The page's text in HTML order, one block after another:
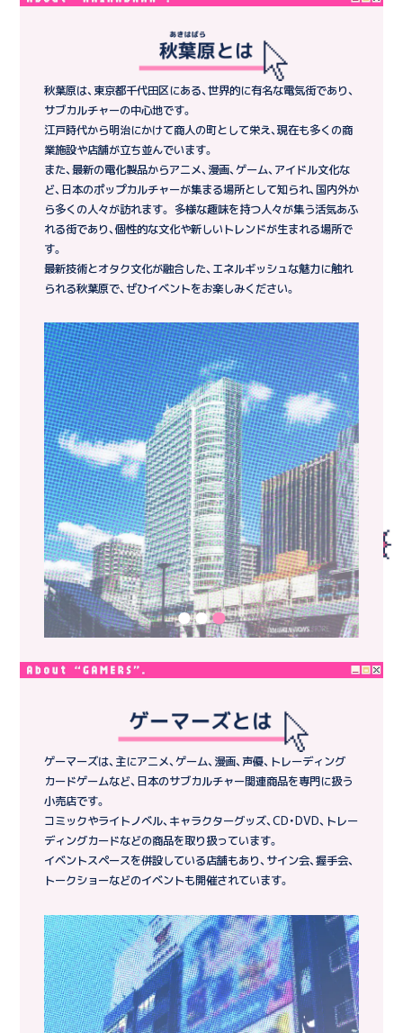
秋葉原は、東京都千代田区にある、世界的に有名な電気街であり、
サブカルチャーの中心地です。
江戸時代から明治にかけて商人の町として栄え、現在も多くの商
業施設や店舗が立ち並んでいます。
また、最新の電化製品からアニメ、漫画、ゲーム、アイドル文化な
ど、日本のポップカルチャーが集まる場所として知られ、国内外か
ら多くの人々が訪れます。 多様な趣味を持つ人々が集う活気あふ
れる街であり、個性的な文化や新しいトレンドが生まれる場所で
す。
最新技術とオタク文化が融合した、エネルギッシュな魅力に触れ
られる秋葉原で、ぜひイベントをお楽しみください。
ゲーマーズは、主にアニメ、ゲーム、漫画、声優、トレーディング
カードゲームなど、日本のサブカルチャー関連商品を専門に扱う
小売店です。
コミックやライトノベル、キャラクターグッズ、CD・DVD、トレー
ディングカードなどの商品を取り扱っています。
イベントスペースを併設している店舗もあり、サイン会、握手会、
トークショーなどのイベントも開催されています。